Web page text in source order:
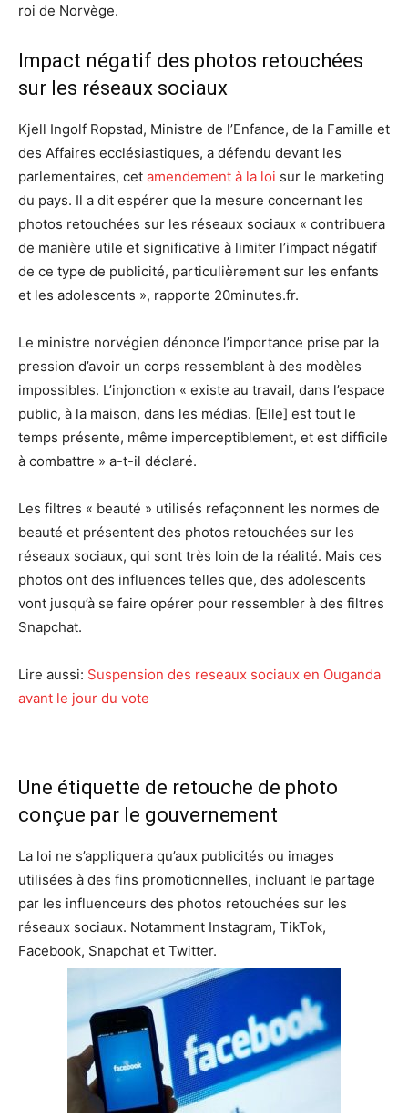
roi de Norvège.
Impact négatif des photos retouchées
sur les réseaux sociaux
Kjell Ingolf Ropstad, Ministre de l’Enfance, de la Famille et
des Affaires ecclésiastiques, a défendu devant les
parlementaires, cet amendement à la loi sur le marketing
du pays. Il a dit espérer que la mesure concernant les
photos retouchées sur les réseaux sociaux « contribuera
de manière utile et significative à limiter l’impact négatif
de ce type de publicité, particulièrement sur les enfants
et les adolescents », rapporte 20minutes.fr.
Le ministre norvégien dénonce l’importance prise par la
pression d’avoir un corps ressemblant à des modèles
impossibles. L’injonction « existe au travail, dans l’espace
public, à la maison, dans les médias. [Elle] est tout le
temps présente, même imperceptiblement, et est difficile
à combattre » a-t-il déclaré.
Les filtres « beauté » utilisés refaçonnent les normes de
beauté et présentent des photos retouchées sur les
réseaux sociaux, qui sont très loin de la réalité. Mais ces
photos ont des influences telles que, des adolescents
vont jusqu’à se faire opérer pour ressembler à des filtres
Snapchat.
Lire aussi: Suspension des reseaux sociaux en Ouganda
avant le jour du vote
Une étiquette de retouche de photo
conçue par le gouvernement
La loi ne s’appliquera qu’aux publicités ou images
utilisées à des fins promotionnelles, incluant le partage
par les influenceurs des photos retouchées sur les
réseaux sociaux. Notamment Instagram, TikTok,
Facebook, Snapchat et Twitter.